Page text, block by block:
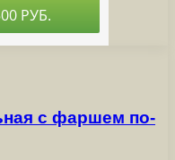
с фаршем по-